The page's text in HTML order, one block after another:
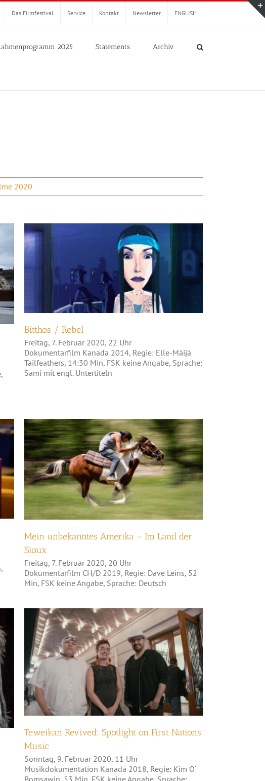
Das Filmfestival Service Kontakt Newsletter ENGLISH
2025 Statements Archiv
2020
Bitthos / Rebel
Bitthos / Rebel
Freitag, 7. Februar 2020, 22 Uhr
Dokumentarfilm Kanada 2014, Regie: Elle-Máijá
Tailfeathers, 14:30 Min, FSK keine Angabe, Sprache:
Sami mit engl. Untertiteln
Mein unbekanntes Amerika –
Im Land der Sioux
Mein unbekanntes Amerika – Im Land der
Sioux
Freitag, 7. Februar 2020, 20 Uhr
Dokumentarfilm CH/D 2019, Regie: Dave Leins, 52
Min, FSK keine Angabe, Sprache: Deutsch
Teweikan Revived: Spotlight
on First Nations Music
Teweikan Revived: Spotlight on First Nations
Music
Sonntag, 9. Februar 2020, 11 Uhr
Musikdokumentation Kanada 2018, Regie: Kim O`
Bomsawin, 53 Min, FSK keine Angabe, Sprache: